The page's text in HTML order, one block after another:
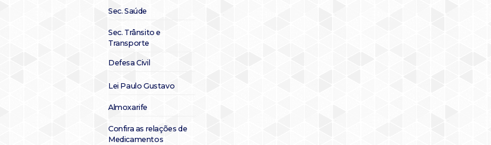
Sec. Saúde
Sec. Trânsito e
Transporte
Defesa Civil
Lei Paulo Gustavo
Almoxarife
Confira as relações de
Medicamentos